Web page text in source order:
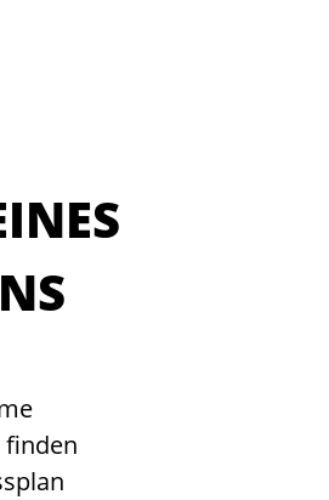
finden